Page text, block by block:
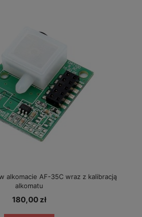
alkomacie AF-35C wraz z kalibracją
alkomatu
180,00 zł